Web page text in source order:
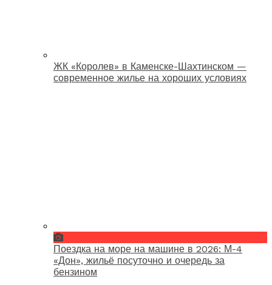
ЖК «Королев» в Каменске-Шахтинском —
современное жилье на хороших условиях
Поездка на море на машине в 2026: М-4
«Дон», жильё посуточно и очередь за
бензином